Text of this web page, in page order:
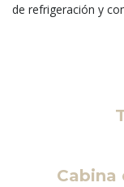
de refrigeración y
Cabina